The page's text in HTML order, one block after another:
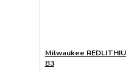
Milwaukee
B3